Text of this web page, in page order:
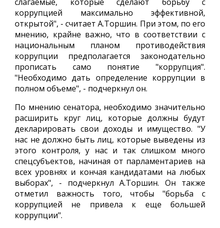
коррупцией максимально эффективной,
открытой", - считает А.Торшин. При этом, по его
мнению, крайне важно, что в соответствии с
национальным планом противодействия
коррупции предполагается законодательно
прописать само понятие "коррупция".
"Необходимо дать определение коррупции в
полном объеме", - подчеркнул он.
По мнению сенатора, необходимо значительно
расширить круг лиц, которые должны будут
декларировать свои доходы и имущество. "У
нас не должно быть лиц, которые выведены из
этого контроля, у нас и так слишком много
спецсубъектов, начиная от парламентариев на
всех уровнях и кончая кандидатами на любых
выборах", - подчеркнул А.Торшин. Он также
отметил важность того, чтобы "борьба с
коррупцией не привела к еще большей
коррупции".